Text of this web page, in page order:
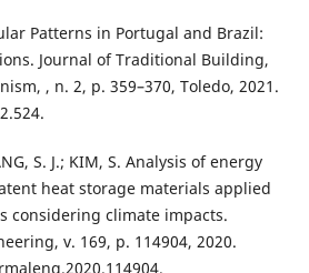
Patterns in Portugal and Brazil:
Journal of Traditional Building,
, n. 2, p. 359–370, Toledo, 2021.
S. J.; KIM, S. Analysis of energy
heat storage materials applied
considering climate impacts.
v. 169, p. 114904, 2020.